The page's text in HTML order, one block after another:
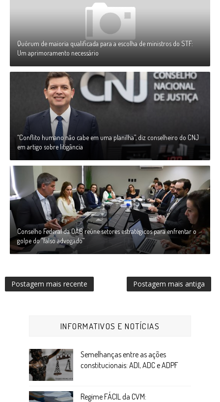
Quórum de maioria qualificada para a escolha de ministros do STF:
Um aprimoramento necessário
“Conflito humano não cabe em uma planilha”, diz conselheiro do CNJ
em artigo sobre litigância
Conselho Federal da OAB reúne setores estratégicos para enfrentar o
golpe do “falso advogado”
Postagem mais recente Postagem mais antiga
INFORMATIVOS E NOTÍCIAS
Semelhanças entre as ações
constitucionais: ADI, ADC e ADPF
Regime FÁCIL da CVM: